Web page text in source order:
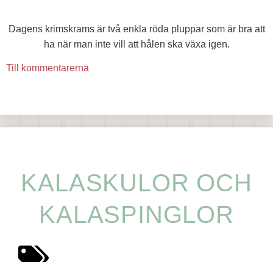
Dagens krimskrams är två enkla röda pluppar som är bra att
ha när man inte vill att hålen ska växa igen.
Till kommentarerna
KALASKULOR OCH
KALASPINGLOR